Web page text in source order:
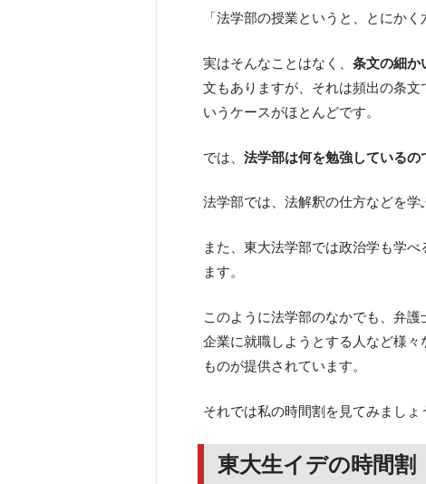
「法学部の授業というと、とにか
実はそんなことはなく、条文の細か
文もありますが、それは頻出の条
いうケースがほとんどです。
では、法学部は何を勉強しているの
法学部では、法解釈の仕方などを学
また、東大法学部では政治学も学
ます。
このように法学部のなかでも、弁
企業に就職しようとする人など様
ものが提供されています。
それでは私の時間割を見てみましょ
東大生イデの時間割